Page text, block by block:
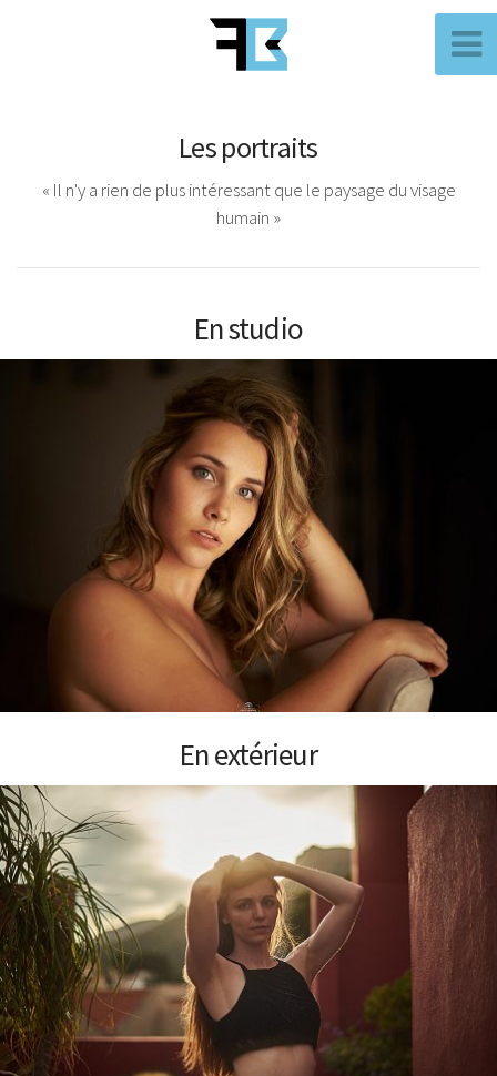
Les portraits
« Il n'y a rien de plus intéressant que le paysage du visage
humain »
En studio
En extérieur